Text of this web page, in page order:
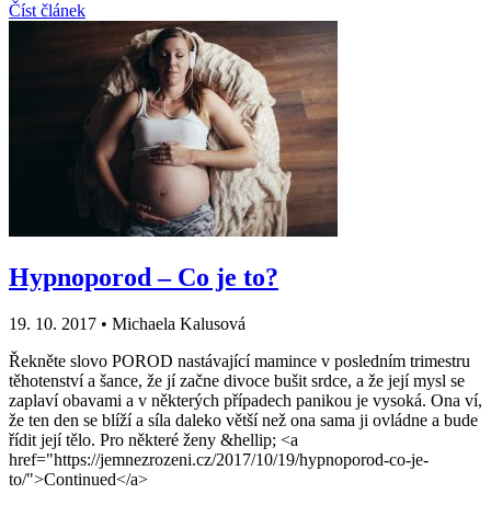
Číst článek
Hypnoporod – Co je to?
19. 10. 2017 • Michaela Kalusová
Řekněte slovo POROD nastávající mamince v posledním trimestru
těhotenství a šance, že jí začne divoce bušit srdce, a že její mysl se
zaplaví obavami a v některých případech panikou je vysoká. Ona ví,
že ten den se blíží a síla daleko větší než ona sama ji ovládne a bude
řídit její tělo. Pro některé ženy &hellip; <a
href="https://jemnezrozeni.cz/2017/10/19/hypnoporod-co-je-
to/">Continued</a>